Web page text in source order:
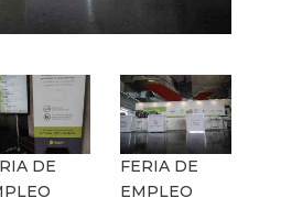
DE
FERIA DE
EMPLEO